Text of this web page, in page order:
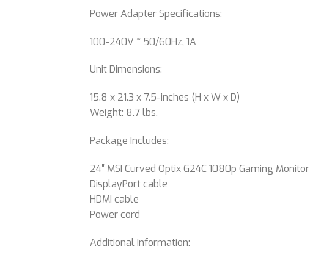
Power Adapter Specifications:
100-240V ~ 50/60Hz, 1A
Unit Dimensions:
15.8 x 21.3 x 7.5-inches (H x W x D)
Weight: 8.7 lbs.
Package Includes:
24″ MSI Curved Optix G24C 1080p Gaming Monitor
DisplayPort cable
HDMI cable
Power cord
Additional Information: